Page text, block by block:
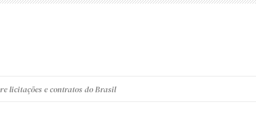
licitações e contratos do Brasil